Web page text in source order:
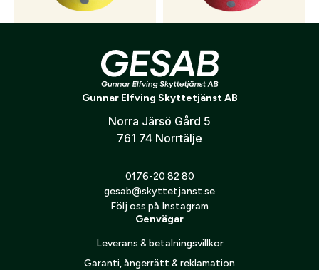
Reflexsnitselband Gul Reflexsnitselband Röd
175 kr
Ölglas med djurmotiv Paracord Olive
99 kr
Gunnar Elfving Skyttetjänst AB
Norra Järsö Gård 5
761 74 Norrtälje
0176-20 82 80
gesab@skyttetjanst.se
Följ oss på Instagram
Genvägar
Leverans & betalningsvillkor
Garanti, ångerrätt & reklamation